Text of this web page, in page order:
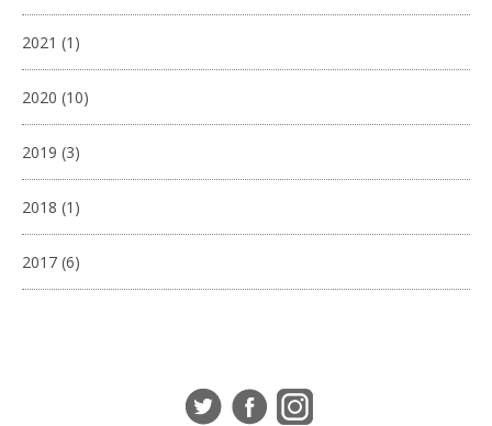
2021 (1)
2020 (10)
2019 (3)
2018 (1)
2017 (6)